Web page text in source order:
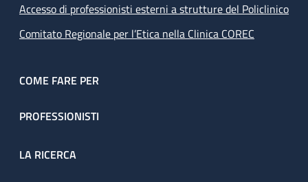
Accesso di professionisti esterni a strutture del Policlinico
Comitato Regionale per l’Etica nella Clinica COREC
COME FARE PER
PROFESSIONISTI
LA RICERCA